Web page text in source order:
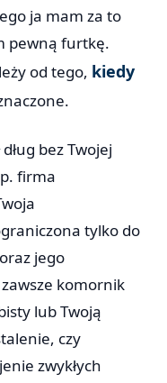
ja mam za to
pewną furtkę.
od tego, kiedy
bez Twojej
firma
tylko do
jego
komornik
lub Twoją
czy
zwykłych